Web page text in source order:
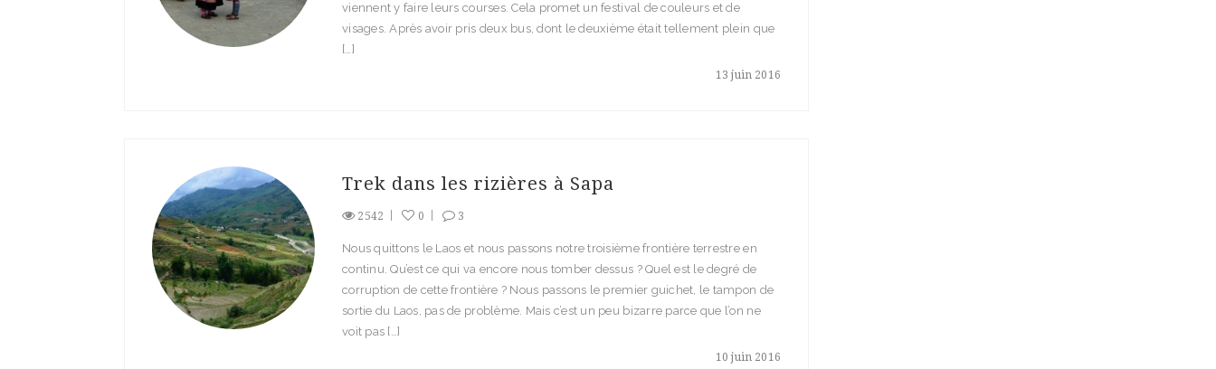
13 juin 2016
viennent y faire leurs courses. Cela promet un festival de couleurs et de
visages. Après avoir pris deux bus, dont le deuxième était tellement plein que
[…]
Trek dans les rizières à Sapa
2542 0 3
10 juin 2016
Nous quittons le Laos et nous passons notre troisième frontière terrestre en
continu. Qu’est ce qui va encore nous tomber dessus ? Quel est le degré de
corruption de cette frontière ? Nous passons le premier guichet, le tampon de
sortie du Laos, pas de problème. Mais c’est un peu bizarre parce que l’on ne
voit pas […]